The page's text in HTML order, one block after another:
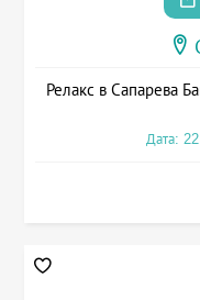
Релакс в Сапарева
Дата: